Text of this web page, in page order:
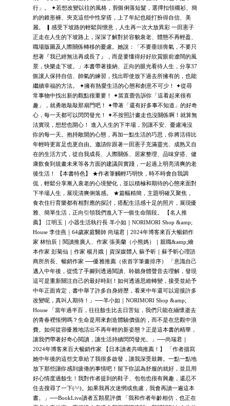
行」。 ✦若想改變以往的風格，剪個俐落短髮，選擇扣領襯衫、簡
約的錐形褲、夾克這些中性穿搭，上了年紀也能打扮得自信、美
麗。 ▎感受下坡路的輕鬆與愜意，人生再一次大放異彩 一田憲子
正走在人生的下坡路上，深深了解對於容貌衰老、體態不再輕盈、
職場版圖及人際關係轉移的憂慮。她說：「不要垂頭喪氣，不要只
想著『我已經無法再成長了』，而是要懂得好好欣賞眼前遼闊的風
景，快樂走下坡。」本書帶著接納、正向的眼光看待人生，分享37
個讓人保持自信、帥氣的練習，找出即使放下過去所擁有的，也能
繼續幸福的方法。 ✦擁有熱愛生活的心態和創意不可少！ ✦從尋
常事物中找出新的觀點很重要！ ✦當直覺告訴你「這看起來很有
趣」，就勇敢敲敲那扇門吧！ ✦帶著「還有好多事不知道」的好奇
心，每一天都可以閃閃發光！ ✦不按照計畫走也沒關係啊！就算無
法實現，想想也開心！ 進入人生的下半場，別讓不安、憂慮淹沒
你的每一天。抱持敞開的心態，再加一點生活的巧思，你將活得比
年輕時更富足也更自由。邀請你跟著一田憲子充滿靈光、成熟又自
在的生活方式，從自我成長、人際關係、居家整理、品味穿搭、健
康飲食到規畫未來等各方面的建議與實踐，一起過上明亮清爽的老
後生活！ 【本書特色】 ★作者筆觸輕巧明快，時不時會自我調
侃，輕鬆分享漸入衰老的心境變化，並以積極和期待的心態來面對
下半場人生，展現清爽俐落感。 ★篇幅精簡，主題明確又聚焦，
食衣住行育樂都有相對應的探討，搭配生活感十足的照片，展現優
雅、簡單生活，正向引領我們進入下一個生命階段。 【名人推
薦】 江明玉｜小器生活執行長 羊小如｜NORIMORI Shop &amp;
House 李佳燕｜64歲家庭醫師 尚瑞君｜2024年博客來百大暢銷作
家 林怡辰｜閱讀推廣人、作家 張美蘭（小熊媽）｜親職&amp;繪
本作家 彭菊仙｜作家 楊月娥｜資深媒體人 蘇予昕｜蘇予昕心理諮
商所所長、暢銷作家 ──優雅推薦（依首字筆畫排序） 「意識自己
邁入中年後，從慌了手腳到透過閱讀、聆聽身體聲音去理解，發現
這可是重新關注自己的最好時刻！如何透過思維轉變，接受並給予
中年正面肯定，書中舉了許多自身經歷，看來中年還可以迎接許多
改變呢，真叫人期待！」──羊小如｜NORIMORI Shop &amp;
House 「當年過半百，往往餘生比去日苦短，我們只能在緬懷逝去
的青春裡悵惘嗎？生命是用來創造體驗價值的，而不是在悲觀中浪
費。如何從容優雅地活出不再年輕的新姿態？正是這本書的精華，
讓我們帶著好奇心閱讀，讓生活持續閃閃發光。」──尚瑞君｜
2024年博客來百大暢銷作家 【日本讀者共鳴推薦！】 「作者描寫
她中年後的這些文章給了我很多啟發，讓我深受鼓舞。一點一點地
放下那些讓你感到疲倦的事情吧！留下你認為舒服的就好，並且用
好心情度過餘生！我對作者提到的鞋子、包包也很有興趣，還忍不
住去搜尋了一下(^^)。如果我再次迷惘或焦慮，我會再讀一遍這本
書。」──BookLive讀者五顆星評價 「我和作者年齡相仿，也正在